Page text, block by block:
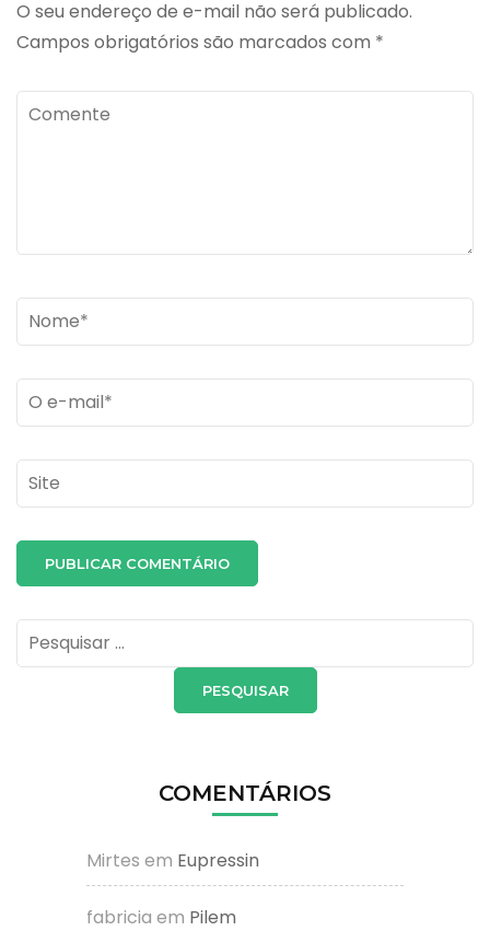
O seu endereço de e-mail não será publicado.
Campos obrigatórios são marcados com *
Comente
Name*
Email *
Site
Pesquisar
por:
COMENTÁRIOS
Mirtes em Eupressin
fabricia em Pilem